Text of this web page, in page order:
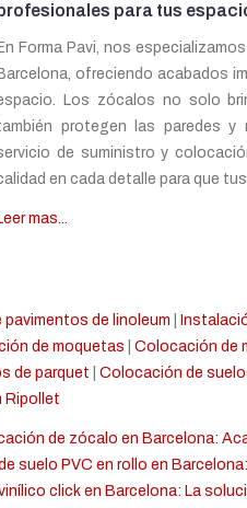
para tus
Forma Pavi, nos
ofreciendo acabados
Los zócalos no solo
protegen las paredes
de suministro y
en cada detalle para que
mas...
pavimentos de linoleum
de moquetas Colocación de
de parquet Colocación de
Ripollet
de zócalo en Barcelona:
suelo PVC en rollo en
click en Barcelona: La